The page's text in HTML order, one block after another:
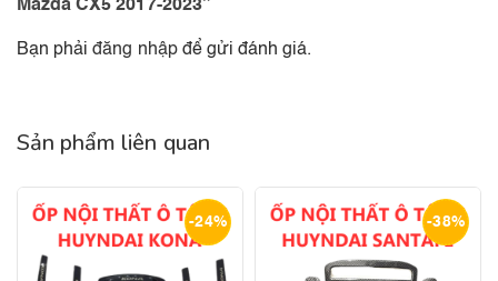
Mazda CX5 2017-2023”
Bạn phảiđăng nhậpđể gửi đánh giá.
Sản phẩm liên quan
-24% -38%